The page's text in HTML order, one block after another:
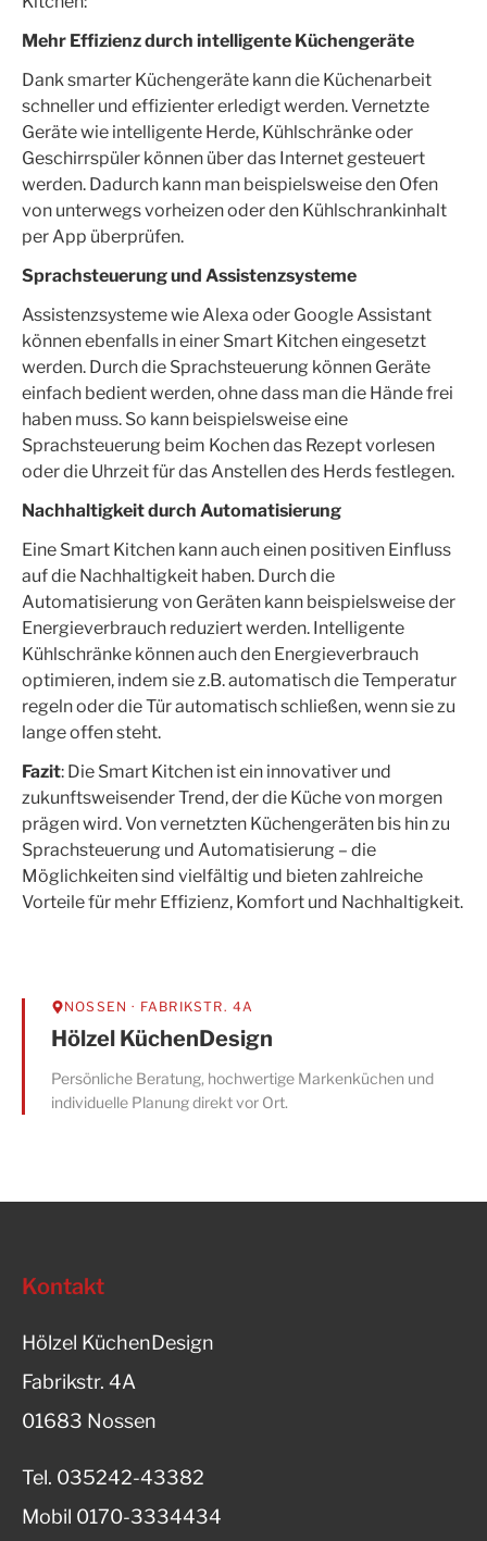
Mehr Effizienz durch intelligente Küchengeräte
Dank smarter Küchengeräte kann die Küchenarbeit
schneller und effizienter erledigt werden. Vernetzte
Geräte wie intelligente Herde, Kühlschränke oder
Geschirrspüler können über das Internet gesteuert
werden. Dadurch kann man beispielsweise den Ofen
von unterwegs vorheizen oder den Kühlschrankinhalt
per App überprüfen.
Sprachsteuerung und Assistenzsysteme
Assistenzsysteme wie Alexa oder Google Assistant
können ebenfalls in einer Smart Kitchen eingesetzt
werden. Durch die Sprachsteuerung können Geräte
einfach bedient werden, ohne dass man die Hände frei
haben muss. So kann beispielsweise eine
Sprachsteuerung beim Kochen das Rezept vorlesen
oder die Uhrzeit für das Anstellen des Herds festlegen.
Nachhaltigkeit durch Automatisierung
Eine Smart Kitchen kann auch einen positiven Einfluss
auf die Nachhaltigkeit haben. Durch die
Automatisierung von Geräten kann beispielsweise der
Energieverbrauch reduziert werden. Intelligente
Kühlschränke können auch den Energieverbrauch
optimieren, indem sie z.B. automatisch die Temperatur
regeln oder die Tür automatisch schließen, wenn sie zu
lange offen steht.
Fazit: Die Smart Kitchen ist ein innovativer und
zukunftsweisender Trend, der die Küche von morgen
prägen wird. Von vernetzten Küchengeräten bis hin zu
Sprachsteuerung und Automatisierung – die
Möglichkeiten sind vielfältig und bieten zahlreiche
Vorteile für mehr Effizienz, Komfort und Nachhaltigkeit.
NOSSEN · FABRIKSTR. 4A
Hölzel KüchenDesign
Persönliche Beratung, hochwertige Markenküchen und
individuelle Planung direkt vor Ort.
Kontakt
Hölzel KüchenDesign
Fabrikstr. 4A
01683 Nossen
Tel. 035242-43382
Mobil 0170-3334434